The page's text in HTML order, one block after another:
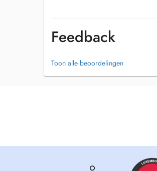
Feedback
Toon alle beoordelingen